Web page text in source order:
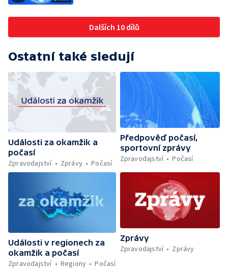
Dalších 10 dílů
Ostatní také sledují
Události za okamžik a
počasí
Zpravodajství
Zprávy Počasí
Předpověď počasí,
sportovní zprávy
Zpravodajství
Počasí
Události v regionech za
okamžik a počasí
Zpravodajství
Regiony Počasí
Zprávy
Zpravodajství
Zprávy